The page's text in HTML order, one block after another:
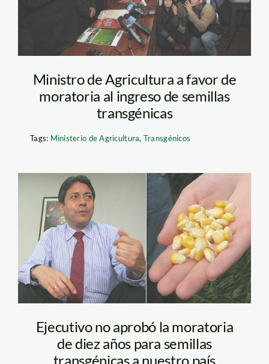
Ministro de Agricultura a favor de
moratoria al ingreso de semillas
transgénicas
Tags: Ministerio de Agricultura, Transgénicos
Ejecutivo no aprobó la moratoria
de diez años para semillas
transgénicas a nuestro país